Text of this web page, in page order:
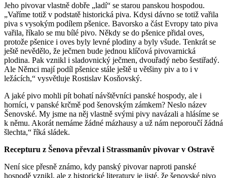
Jeho pivovar vlastně dobře „ladí“ se starou panskou hospodou.
„Vaříme totiž v podstatě historická piva. Kdysi dávno se totiž vařila
piva s vysokým podílem pšenice. Bavorsko a část Evropy tato piva
vařila, říkalo se mu bílé pivo. Někdy se do pšenice přidal oves,
protože pšenice i oves byly levné plodiny a byly všude. Tenkrát se
ještě nevědělo, že ječmen bude jednou klíčová pivovarnická
plodina. Pak vznikl i sladovnický ječmen, dvouřadý nebo šestiřadý.
Ale Němci mají podíl pšenice stále ještě u většiny piv a to i v
ležácích,“ vysvětluje Rostislav Kosňovský.
A jaké pivo mohli pít bohatí návštěvníci panské hospody, ale i
horníci, v panské krčmě pod šenovským zámkem? Neslo název
Šenovské. My jsme na něj vlastně svými pivy navázali a hlásíme se
k němu. Akorát nemáme žádné mázhausy a už nám neporoučí žádná
šlechta,“ říká sládek.
Recepturu z Šenova převzal i Strassmanův pivovar v Ostravě
Není sice přesně známo, kdy panský pivovar naproti panské
hospodě vznikl, ale z historické literatury je jisté, že šenovské pivo